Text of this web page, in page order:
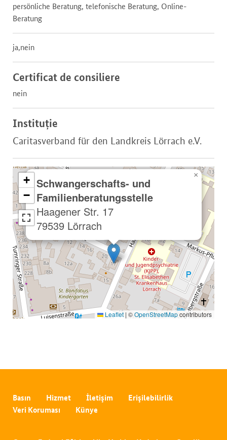
persönliche Beratung, telefonische Beratung, Online-
Beratung
ja,nein
Certificat de consiliere
nein
Instituție
Caritasverband für den Landkreis Lörrach e.V.
Schwangerschafts- und
Familienberatungsstelle
Haagener Str. 17
79539 Lörrach
×
+
−
Leaflet | ©OpenStreetMapcontributors
Basın Hizmet İletişim
Erişilebilirlik
Veri Koruması
Künye